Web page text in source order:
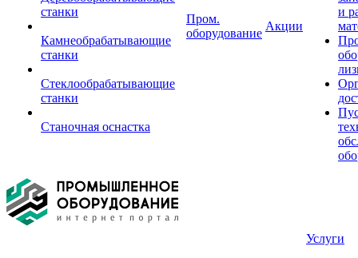
станки
Камнеобрабатывающие
станки
Стеклообрабатывающие
станки
Станочная оснастка
Пром.
оборудование
Акции
и
Услуги